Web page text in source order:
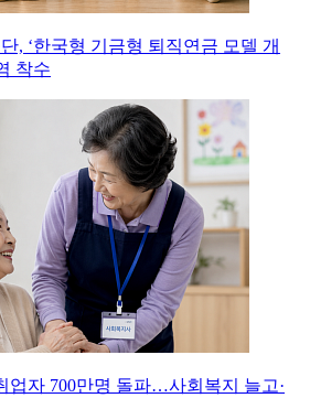
, ‘한국형 기금형 퇴직연금 모델 개
착수
업자 700만명 돌파…사회복지 늘고·